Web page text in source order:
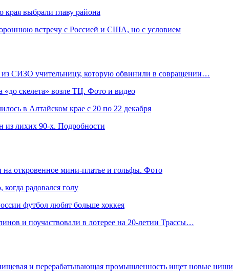
выбрали главу района
встречу с Россией и США, но с условием
из СИЗО учительницу, которую обвинили в совращении…
«до скелета» возле ТЦ. Фото и видео
в Алтайском крае с 20 по 22 декабря
из лихих 90-х. Подробности
на откровенное мини-платье и гольфы. Фото
радовался голу
футбол любят больше хоккея
и поучаствовали в лотерее на 20-летии Трассы…
и перерабатывающая промышленность ищет новые ниши